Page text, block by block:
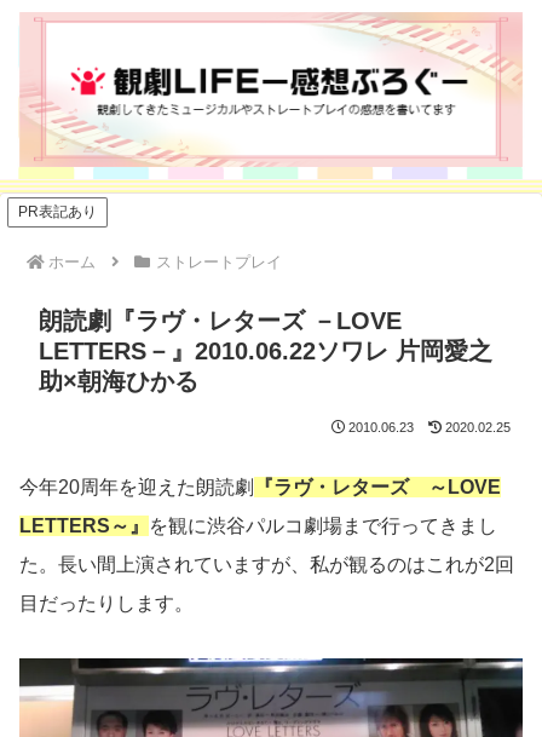
PR表記あり
ホーム ストレートプレイ
朗読劇『ラヴ・レターズ －LOVE
LETTERS－』2010.06.22ソワレ 片岡愛之
助×朝海ひかる
2010.06.23 2020.02.25
今年20周年を迎えた朗読劇
『ラヴ・レターズ ～LOVE
LETTERS～』
を観に渋谷パルコ劇場まで行ってきまし
た。長い間上演されていますが、私が観るのはこれが2回
目だったりします。